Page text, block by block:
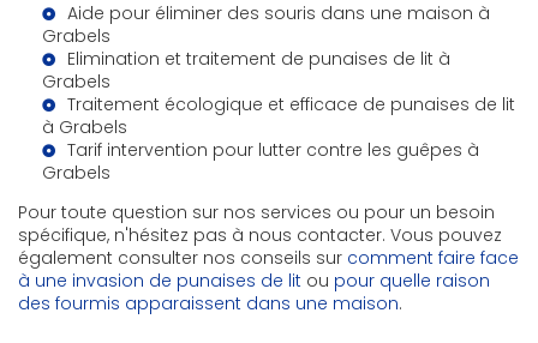
Aide pour éliminer des souris dans une maison à
Grabels
Elimination et traitement de punaises de lit à
Grabels
Traitement écologique et efficace de punaises de lit
à Grabels
Tarif intervention pour lutter contre les guêpes à
Grabels
Pour toute question sur nos services ou pour un besoin
spécifique, n'hésitez pas à nous contacter. Vous pouvez
également consulter nos conseils sur comment faire face
à une invasion de punaises de lit ou pour quelle raison
des fourmis apparaissent dans une maison.